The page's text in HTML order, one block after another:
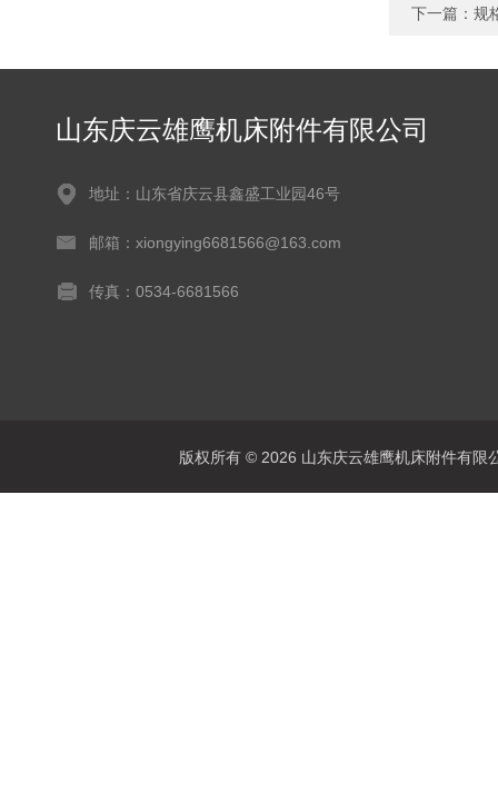
下一篇： 规
山东庆云雄鹰机床附件有限公司
地址：山东省庆云县鑫盛工业园46号
邮箱：xiongying6681566@163.com
传真：0534-6681566
版权所有 © 2026 山东庆云雄鹰机床附件有